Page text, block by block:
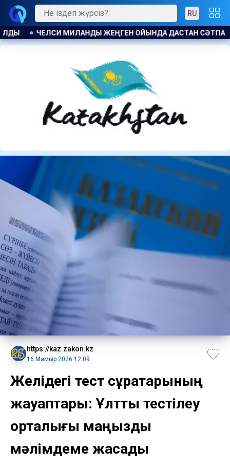
RU
СӘТПАЕВ АЛАҢҒА ШЫҚПАДЫ ТОҚАЕВ ЗАҢ ЖӘНЕ
https://kaz.zakon.kz
16 Мамыр 2026 12:09
Желідегі тест сұрақтарының
жауаптары: Ұлттық тестілеу
орталығы маңызды
мәлімдеме жасады